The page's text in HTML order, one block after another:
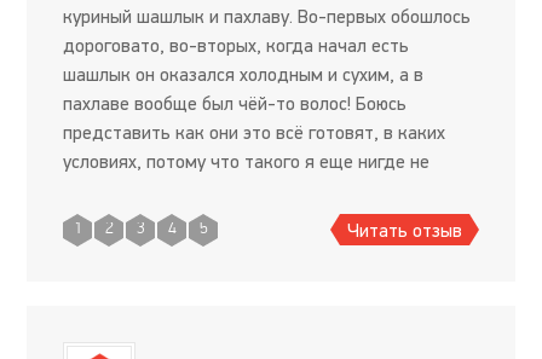
куриный шашлык и пахлаву. Во-первых обошлось
дороговато, во-вторых, когда начал есть
шашлык он оказался холодным и сухим, а в
пахлаве вообще был чёй-то волос! Боюсь
представить как они это всё готовят, в каких
условиях, потому что такого я еще нигде не
и приготовлю сам, чем пойду
1 2 3 4 5 Читать отзыв